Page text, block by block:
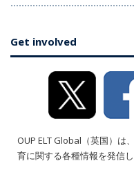
Get involved
OUP ELT Global（英国）は
育に関する各種情報を発信し